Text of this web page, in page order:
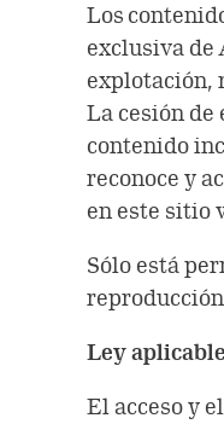
Los
exclusiva de
explotación,
La cesión
contenido
reconoce y
en este sitio
Sólo está
Ley
El acceso y